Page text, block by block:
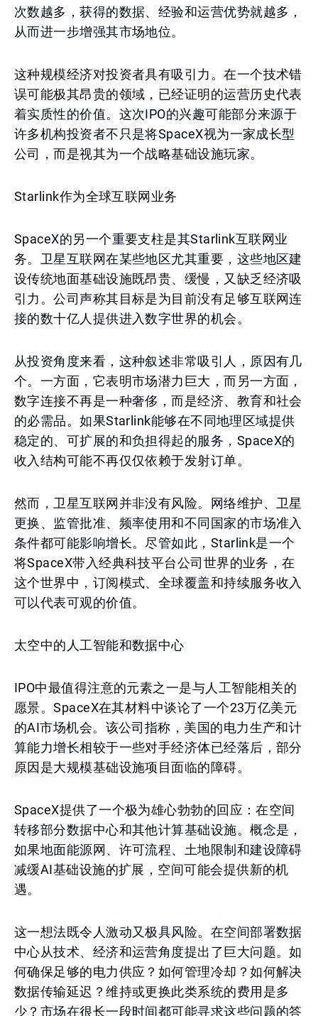
次数越多，获得的数据、经验和运营优势就越多，
从而进一步增强其市场地位。
这种规模经济对投资者具有吸引力。在一个技术错
误可能极其昂贵的领域，已经证明的运营历史代表
着实质性的价值。这次IPO的兴趣可能部分来源于
许多机构投资者不只是将SpaceX视为一家成长型
公司，而是视其为一个战略基础设施玩家。
Starlink作为全球互联网业务
SpaceX的另一个重要支柱是其Starlink互联网业
务。卫星互联网在某些地区尤其重要，这些地区建
设传统地面基础设施既昂贵、缓慢，又缺乏经济吸
引力。公司声称其目标是为目前没有足够互联网连
接的数十亿人提供进入数字世界的机会。
从投资角度来看，这种叙述非常吸引人，原因有几
个。一方面，它表明市场潜力巨大，而另一方面，
数字连接不再是一种奢侈，而是经济、教育和社会
的必需品。如果Starlink能够在不同地理区域提供
稳定的、可扩展的和负担得起的服务，SpaceX的
收入结构可能不再仅仅依赖于发射订单。
然而，卫星互联网并非没有风险。网络维护、卫星
更换、监管批准、频率使用和不同国家的市场准入
条件都可能影响增长。尽管如此，Starlink是一个
将SpaceX带入经典科技平台公司世界的业务，在
这个世界中，订阅模式、全球覆盖和持续服务收入
可以代表可观的价值。
太空中的人工智能和数据中心
IPO中最值得注意的元素之一是与人工智能相关的
愿景。SpaceX在其材料中谈论了一个23万亿美元
的AI市场机会。该公司指称，美国的电力生产和计
算能力增长相较于一些对手经济体已经落后，部分
原因是大规模基础设施项目面临的障碍。
SpaceX提供了一个极为雄心勃勃的回应：在空间
转移部分数据中心和其他计算基础设施。概念是，
如果地面能源网、许可流程、土地限制和建设障碍
减缓AI基础设施的扩展，空间可能会提供新的机
遇。
这一想法既令人激动又极具风险。在空间部署数据
中心从技术、经济和运营角度提出了巨大问题。如
何确保足够的电力供应？如何管理冷却？如何解决
数据传输延迟？维持或更换此类系统的费用是多
少？市场在很长一段时间都可能寻求这些问题的答